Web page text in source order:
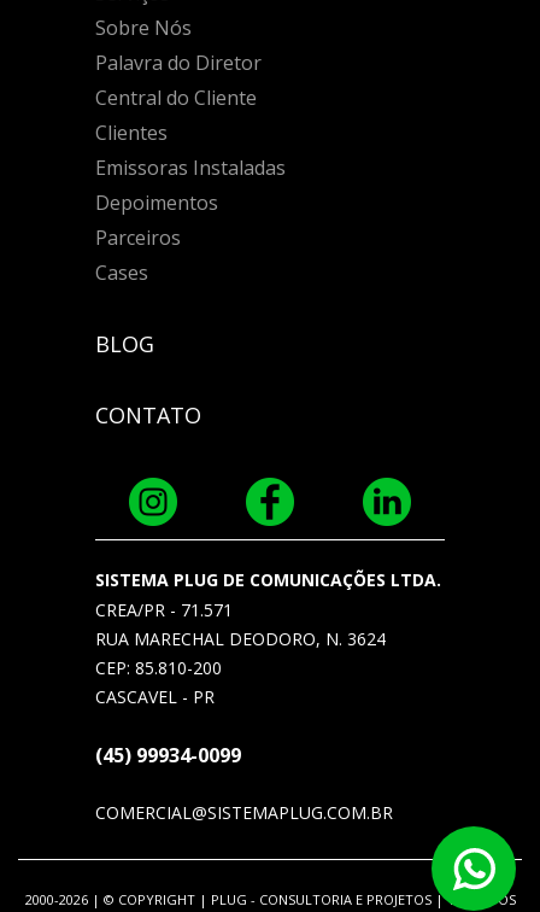
Sobre Nós
Palavra do Diretor
Central do Cliente
Clientes
Emissoras Instaladas
Depoimentos
Parceiros
Cases
BLOG
CONTATO
SISTEMA PLUG DE COMUNICAÇÕES LTDA.
CREA/PR - 71.571
RUA MARECHAL DEODORO, N. 3624
CEP: 85.810-200
CASCAVEL - PR
(45) 99934-0099
COMERCIAL@SISTEMAPLUG.COM.BR
2000-2026 | © COPYRIGHT | PLUG - CONSULTORIA E PROJETOS | TODOS OS